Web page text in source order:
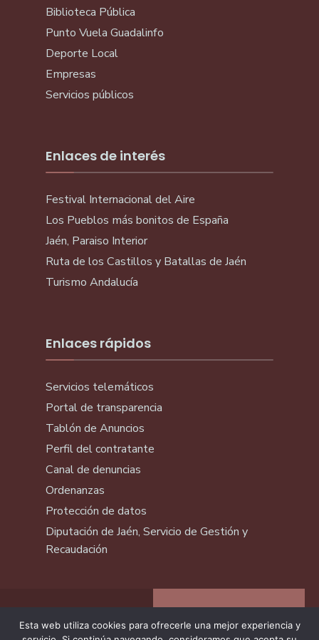
Biblioteca Pública
Punto Vuela Guadalinfo
Deporte Local
Empresas
Servicios públicos
Enlaces de interés
Festival Internacional del Aire
Los Pueblos más bonitos de España
Jaén, Paraiso Interior
Ruta de los Castillos y Batallas de Jaén
Turismo Andalucía
Enlaces rápidos
Servicios telemáticos
Portal de transparencia
Tablón de Anuncios
Perfil del contratante
Canal de denuncias
Ordenanzas
Protección de datos
Diputación de Jaén, Servicio de Gestión y
Recaudación
Esta web utiliza cookies para ofrecerle una mejor experiencia y